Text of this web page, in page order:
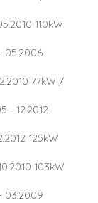
110kW
05.2006
77kW /
- 12.2012
125kW
103kW
03.2009